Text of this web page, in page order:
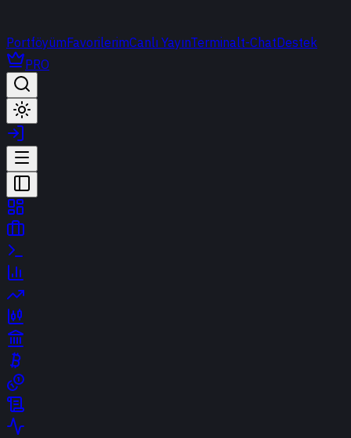
PortföyümFavorilerimCanlı YayınTerminalt-ChatDestek
PRO